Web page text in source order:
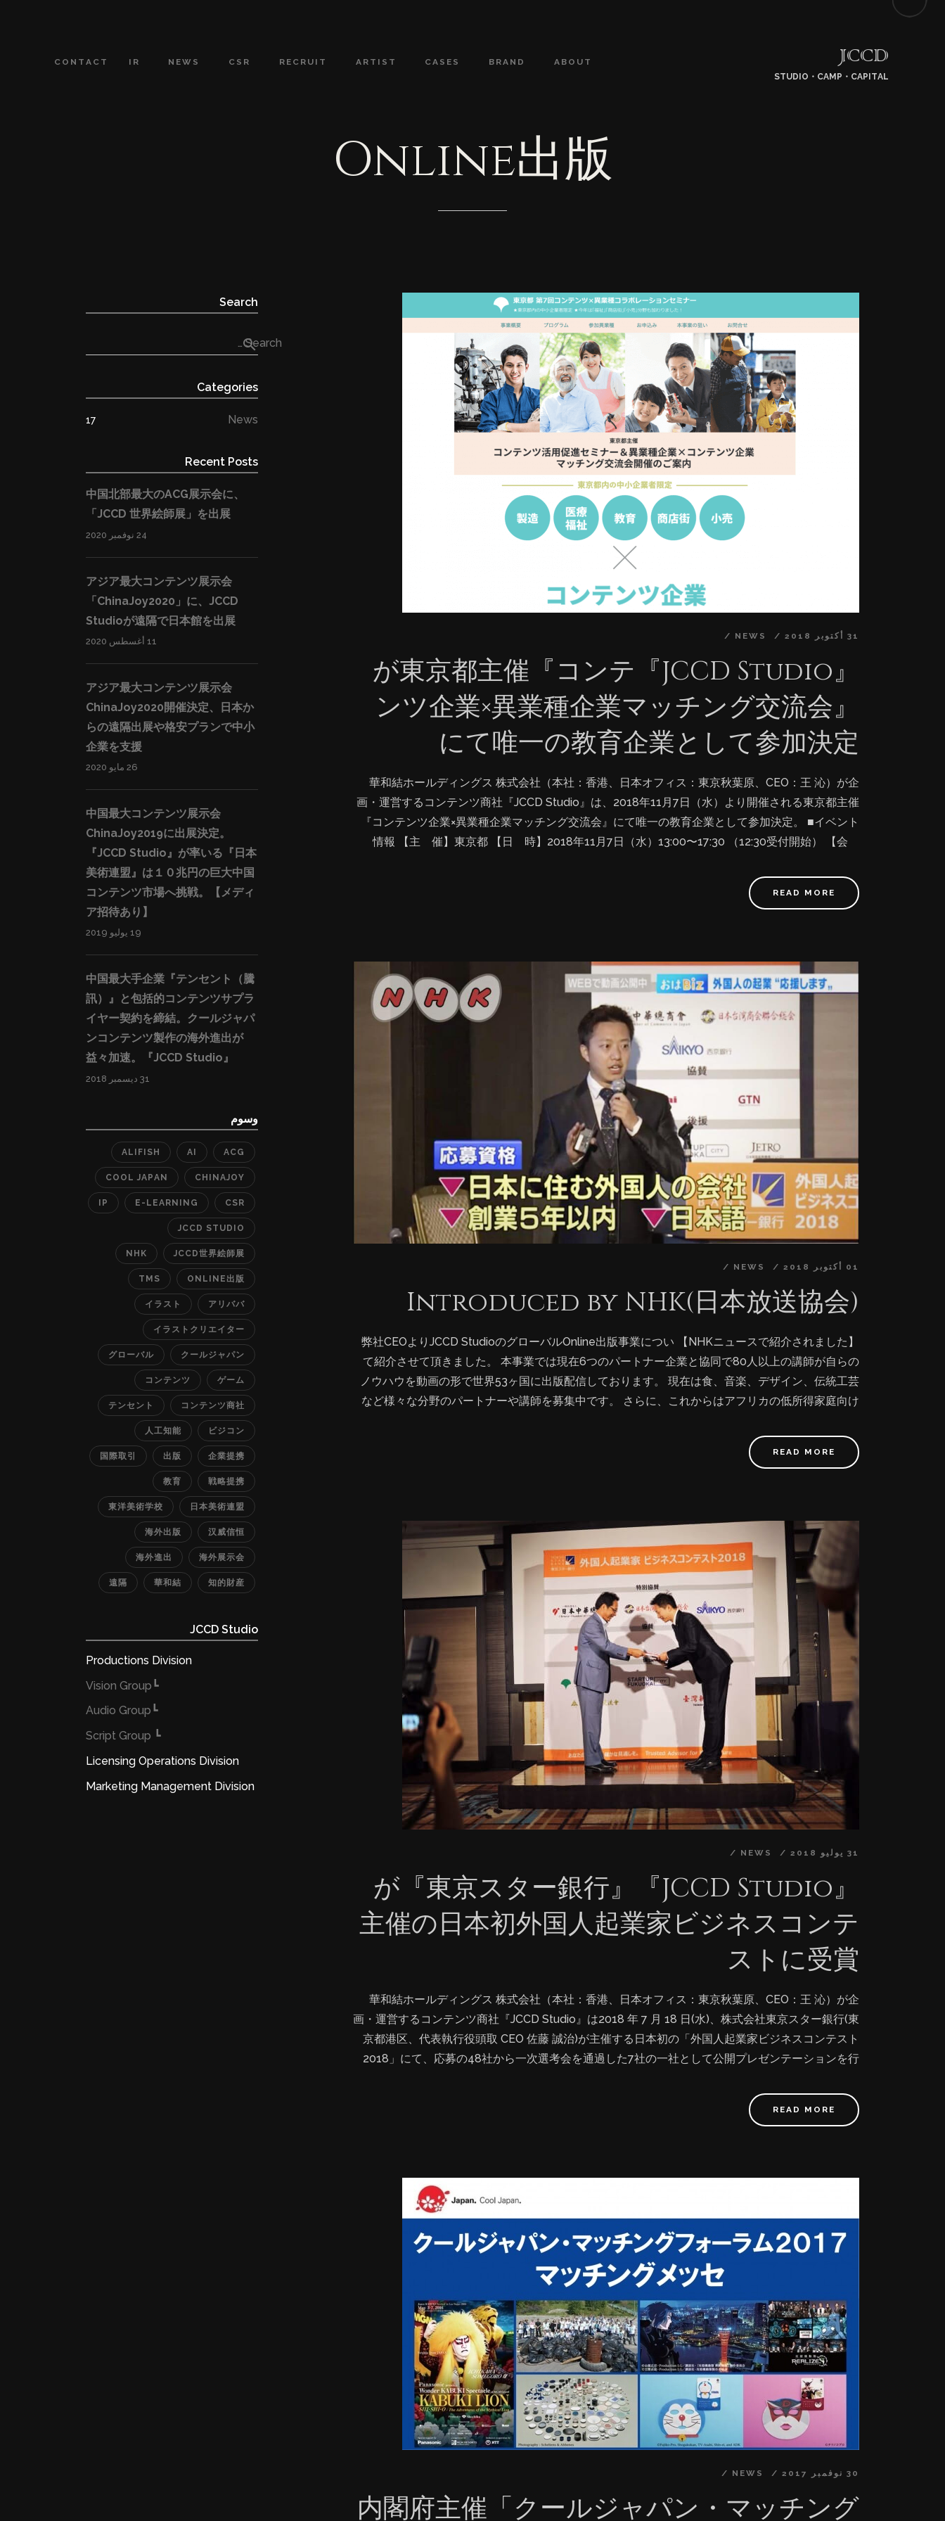
JCCD
STUDIO・CAMP・CAPITAL
ABOUT
BRAND
CASES
ARTIST
RECRUIT
CSR
NEWS
IR
CONTACT
Online出版
31 أكتوبر 2018 NEWS
『JCCD Studio』が東京都主催『コンテ
ンツ企業×異業種企業マッチング交流会』
にて唯一の教育企業として参加決定
華和結ホールディングス 株式会社（本社：香港、日本オフィス：東京秋葉原、CEO：王 沁）が企
画・運営するコンテンツ商社『JCCD Studio』は、2018年11月7日（水）より開催される東京都主催
『コンテンツ企業×異業種企業マッチング交流会』にて唯一の教育企業として参加決定。 ■イベント
情報 【主 催】東京都 【日 時】2018年11月7日（水）13:00〜17:30 （12:30受付開始） 【会
テンツ企業（映像・アニメ・ゲーム・アプリ・音楽・キャラクター・WEB・ICT・VR等） ◇異業種
企業：「医療・福祉」「教育」「商店街」「小売」に限定 【定 員】合計100名（コンテンツ企業：
した。スマートフォンの普及により、テレビCM等の従来メディアに限らず、企業や個人が自らSNS
により主体的に発信できる時代となったからこそ、その発信内容＝コンテンツそのものによって結果
が左右される傾向にあります。 また、コンテンツは、「難しい事柄を分かりやすく」「楽しく前向
きに見せる」ことを得意とするため、「製造」「商店街」「小売」だけでなく、「医療・福祉」「教
育」等の事業においても幅広く活用できる可能性を秘めています。 東京都には多くのコンテンツ産
業が集積しています。 他分野の企業等がコンテンツ企業とのコラボレーションにより、お互いの製
品やサービスの付加価値を高め、発展していくための牽引役となることを目指します。 ■世界を魅了
するクールジャパンコンテンツをグローバルにOnline出版 世界のeラーニング市場（中国、インドや
MENA地域の新興国を含む）はTechnavio社のリサーチによると、2018年から2022年にかけて年間
平均14.04％で急成長し、2022年までに25.92兆円の規模にもなります。それにより、世界中に高い
技術力を持つコンテンツクリエーターが不足し、学びたい人が増加することが予測されます。一方、
日本のコンテンツクリエーターの方々は高い技術力を持っているにも関わらず、グローバルマーケッ
トに進出するのが難しく、さらに、日本国内の仕事だけで生活できるのはほんの一握りというのが現
状です。 このような問題を解決するため、弊社は日本人創作者のノウハウを動画化し、グローバル
マーケットにOnlineで出版を行っております。現在、600時間以上のコンテンツ内容を構え、世界56
特別部門賞」の受賞をきっかけに、イラスト製作のジャンルを超え、音楽、料理、ファッション、伝
統文化など様々なクールジャパンのコンテンツを世界中の皆様に提供しております。 今後も様々な
コンテンツ業界の企業と提携を強化し、より多くの方々に日本のクール·ジャパンのコンテンツを届
けていきます。現在はすでに数社と提携し、提携企業のコンテンツを世界各地域にローカライズし、
オンライン”出版”を実現させます。一方、個人の創作者たちにとって、自分自身のノウハウが入った
コンテンツを弊社のOnline”出版”に通じて、世界に広げることが可能になります。既に海外でファン
を獲得している弊社のグローバルOnline出版事業を軸に、様々な日本企業や個人のコンテンツをPR
に着目しているこそ、コンテンツ市場自体を拡大させる可能性に満ちていると思っています。社内の
ノウハウもしくはご自身の周りにいる凄ワザを教育コンテンツにし、世界へ届けたいという方がいら
っしゃいましたら、ぜひ、当日会場にお越しください！ ■『JCCD Studio』のグローバルOnline出
からの表現ができるので、紙媒体より表現が豊富 ⑥グローバルな展開が可能、現在は6つの言語で
56カ国のユーザーに提供 ⑦ペーパーレスで環境に優しい ■JCCD Studio について 日本中央創作設計
スタジオ（JCCD Studio）は日本初の海外向けコンテンツ商社です。日本人創作者たちならではのス
キルを世界各地の工業、商業、エンタテイメントなど、様々な領域にコンテンツを提供しておりま
す。現在は①デザイン輸出、②グローバルOnline出版、③IP(知的財産)運用、④製作パートナーシッ
プ、⑤Cosplayerプロダクションの5部門に構成されています。②グローバルOnline出版は2017年度
においては、世界56ヶ国のユーザーにお届けでき、「第14回日本e-Learning大賞クール・ジャパン
特別部門賞」を受賞しました。これからはイラスト、音楽、料理、ファッション、伝統文化など様々
なクールジャパンのコンテンツを世界中の皆様に提供して行きます。 ■関連ニュース： 『JCCD
Studio』が『東京スター銀行』主催の日本初外国人起業家ビジネスコンテストに受賞
https://prtimes.jp/main/html/rd/p/000000012.000025695.html 『JCCD Studio』が『東洋美術
学校』とグローバルOnline出版業務を戦略提携、クールジャパン教育コンテンツを世界へ発信
https://prtimes.jp/main/html/rd/p/000000011.000025695.html 【本事業に関するお問合せ
先】 ◇ JCCD Studio グローバルOnline出版事業部 ◇ Email: Hi@jccd-s.com 【本件に関する報
道関係者からのお問合せ先】 ◇ 華和結ホールディングス株式会社 広報部…
READ MORE
01 أكتوبر 2018 NEWS
Introduced by NHK(日本放送協会)
【NHKニュースで紹介されました】 弊社CEOよりJCCD StudioのグローバルOnline出版事業につい
て紹介させて頂きました。 本事業では現在6つのパートナー企業と協同で80人以上の講師が自らの
ノウハウを動画の形で世界53ヶ国に出版配信しております。 現在は食、音楽、デザイン、伝統工芸
など様々な分野のパートナーや講師を募集中です。 さらに、これからはアフリカの低所得家庭向け
介、ご連絡お待ちしております。
READ MORE
31 يوليو 2018 NEWS
『JCCD Studio』が『東京スター銀行』
主催の日本初外国人起業家ビジネスコンテ
ストに受賞
華和結ホールディングス 株式会社（本社：香港、日本オフィス：東京秋葉原、CEO：王 沁）が企
画・運営するコンテンツ商社『JCCD Studio』は2018 年 7 月 18 日(水)、株式会社東京スター銀行(東
京都港区、代表執行役頭取 CEO 佐藤 誠治)が主催する日本初の「外国人起業家ビジネスコンテスト
2018」にて、応募の48社から一次選考会を通過した7社の一社として公開プレゼンテーションを行
理大学院 客員教授)や 東京スター銀行頭取の佐藤を含む6名の審査員のほか、プライベートファンド
やベンチャーキャピタル等の12社の投資家にもご参加いただき、それぞれの公開プレゼンテーショ
ても、安くて高質な学習内容を手に入る） ③優勝創作者と海外出版プラットフォームの独占リソー
ス（先行優位性） ④健全な財務実績、初年度から黒字達成、500％以上の伸び率 ⑤優れた生産プロ
セス、完全マニュアル化により量産体制、他社90%以上のコストダウン達成 ⑥市場の将来性（世界
年間平均14.04%急成⻑、2022年まで25.92兆円規模） ⑦持続可能な開発目標SDGs達成（4.質の高い
教育をみんなに | 10.人や国の不平等をなくそう） 日本初外国人起業家ビジネスコンテスト当日盛況
■受賞後の予定と展望： ①低取得エリアの支援プログラム（アフリカ地域にクールジャパン教育コン
ザイン、礼儀、茶道、音声·音楽コンテンツに加え、コミック、エンターテイメント、ファッショ
ン、キャラクター、化粧、料理、工業などの内容を幅広く展開） ③事業パートナーの提携拡大 ④運
用チーム（製作、ローカライズ、プロモーション、運用メンバー）拡大 ⑤優秀なコンテンツ所持者
＆スキルの持ち主の募集拡大 ⑥閲覧国数の拡大、現在の45カ国から年内60カ国へ ■関連プレスリリ
ース： 『JCCD Studio』が『東洋美術学校』とグローバルOnline出版業務を戦略提携、クールジャパ
ン教育コンテンツを世界へ発信
https://prtimes.jp/main/html/rd/p/000000011.000025695.html 内閣府主催「クールジャパ
ン・マッチングフォーラム２０１７」＆東京都主催「コンテンツ企業×異業種企業マッチング交流
会」に出展決定 https://prtimes.jp/main/html/rd/p/000000008.000025695.html 新たなグロー
バル“出版”のカタチ。世界に向けたe-Learning事業が「第14回日本e-Learning大賞クール・ジャパン
特別部門賞」を受賞。 https://prtimes.jp/main/html/rd/p/000000007.000025695.html 華和結
READ MORE
30 نوفمبر 2017 NEWS
内閣府主催「クールジャパン・マッチング
Search
Search …
search
Categories
News
17
Recent Posts
中国北部最大のACG展示会に、
「JCCD 世界絵師展」を出展
24 نوفمبر 2020
アジア最大コンテンツ展示会
「ChinaJoy2020」に、JCCD
Studioが遠隔で日本館を出展
11 أغسطس 2020
アジア最大コンテンツ展示会
ChinaJoy2020開催決定、日本か
らの遠隔出展や格安プランで中小
企業を支援
26 مايو 2020
中国最大コンテンツ展示会
ChinaJoy2019に出展決定。
『JCCD Studio』が率いる『日本
美術連盟』は１０兆円の巨大中国
コンテンツ市場へ挑戦。【メディ
ア招待あり】
19 يوليو 2019
中国最大手企業『テンセント（騰
訊）』と包括的コンテンツサプラ
イヤー契約を締結。クールジャパ
ンコンテンツ製作の海外進出が
益々加速。『JCCD Studio』
31 ديسمبر 2018
وسوم
ACG
AI
ALIFISH
CHINAJOY
COOL JAPAN
CSR
E-LEARNING
IP
JCCD STUDIO
JCCD世界絵師展
NHK
ONLINE出版
TMS
アリババ
イラスト
イラストクリエイター
クールジャパン
グローバル
ゲーム
コンテンツ
コンテンツ商社
テンセント
ビジコン
人工知能
企業提携
出版
国際取引
戦略提携
教育
日本美術連盟
東洋美術学校
汉威信恒
海外出版
海外展示会
海外進出
知的財産
華和結
遠隔
JCCD Studio
Productions Division
┗Vision Group
┗Audio Group
┗ Script Group
Licensing Operations Division
Marketing Management Division